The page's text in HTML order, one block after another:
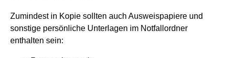
Zumindest in Kopie sollten auch Ausweispapiere und
sonstige persönliche Unterlagen im Notfallordner
enthalten sein: